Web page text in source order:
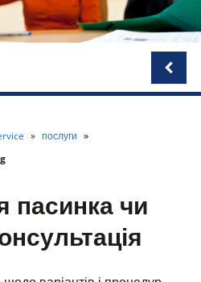
послуги
пасинка чи